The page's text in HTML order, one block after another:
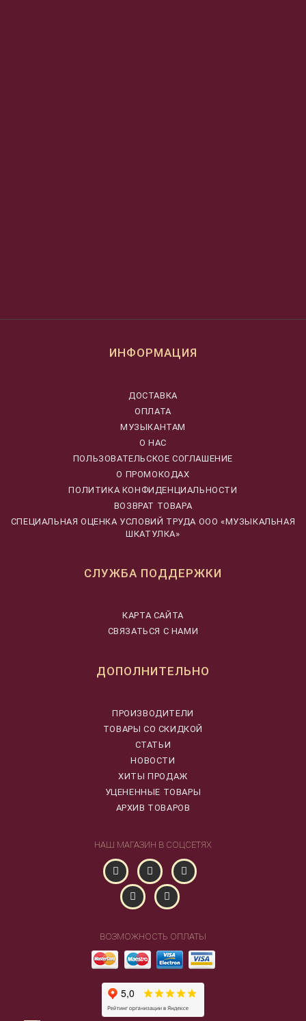
ИНФОРМАЦИЯ
ДОСТАВКА
ОПЛАТА
МУЗЫКАНТАМ
О НАС
ПОЛЬЗОВАТЕЛЬСКОЕ СОГЛАШЕНИЕ
О ПРОМОКОДАХ
ПОЛИТИКА КОНФИДЕНЦИАЛЬНОСТИ
ВОЗВРАТ ТОВАРА
CПЕЦИАЛЬНАЯ ОЦЕНКА УСЛОВИЙ ТРУДА ООО «МУЗЫКАЛЬНАЯ
ШКАТУЛКА»
СЛУЖБА ПОДДЕРЖКИ
КАРТА САЙТА
СВЯЗАТЬСЯ С НАМИ
ДОПОЛНИТЕЛЬНО
ПРОИЗВОДИТЕЛИ
ТОВАРЫ СО СКИДКОЙ
СТАТЬИ
НОВОСТИ
ХИТЫ ПРОДАЖ
УЦЕНЕННЫЕ ТОВАРЫ
АРХИВ ТОВАРОВ
НАШ МАГАЗИН В СОЦСЕТЯХ
ВОЗМОЖНОСТЬ ОПЛАТЫ